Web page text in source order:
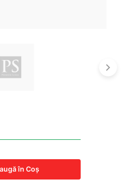
în Coş